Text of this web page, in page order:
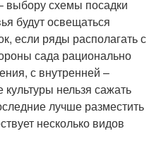
выбору схемы посадки
будут освещаться
если ряды располагать с
сада рационально
с внутренней –
нельзя сажать
лучше разместить
несколько видов